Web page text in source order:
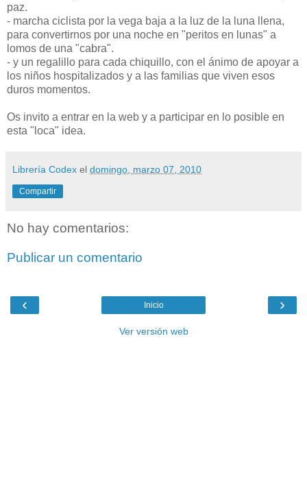
paz.
- marcha ciclista por la vega baja a la luz de la luna llena,
para convertirnos por una noche en "peritos en lunas" a
lomos de una "cabra".
- y un regalillo para cada chiquillo, con el ánimo de apoyar a
los niños hospitalizados y a las familias que viven esos
duros momentos.
Os invito a entrar en la web y a participar en lo posible en
esta "loca" idea.
Librería Codex el domingo, marzo 07, 2010
Compartir
No hay comentarios:
Publicar un comentario
‹ ›
Inicio
Ver versión web